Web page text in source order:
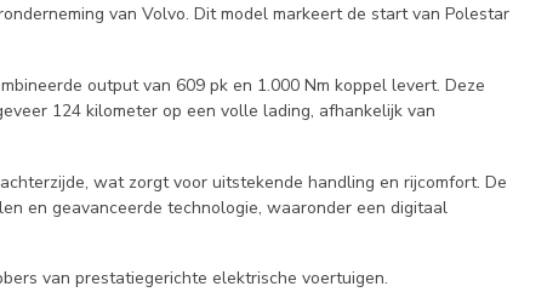
van Volvo. Dit model markeert de start van Polestar
output van 609 pk en 1.000 Nm koppel levert. Deze
124 kilometer op een volle lading, afhankelijk van
wat zorgt voor uitstekende handling en rijcomfort. De
en geavanceerde technologie, waaronder een digitaal
van prestatiegerichte elektrische voertuigen.